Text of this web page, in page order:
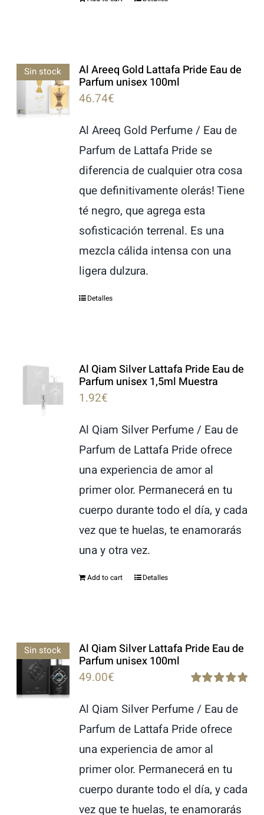
Sin stock Al Areeq Gold Lattafa Pride Eau de
Parfum unisex 100ml
46.74€
Al Areeq Gold Perfume / Eau de
Parfum de Lattafa Pride se
diferencia de cualquier otra cosa
que definitivamente olerás! Tiene
té negro, que agrega esta
sofisticación terrenal. Es una
mezcla cálida intensa con una
ligera dulzura.
Detalles
Al Qiam Silver Lattafa Pride Eau de
Parfum unisex 1,5ml Muestra
1.92€
Al Qiam Silver Perfume / Eau de
Parfum de Lattafa Pride ofrece
una experiencia de amor al
primer olor. Permanecerá en tu
cuerpo durante todo el día, y cada
vez que te huelas, te enamorarás
una y otra vez.
Add to cart Detalles
Sin stock Al Qiam Silver Lattafa Pride Eau de
Parfum unisex 100ml
out of 5
49.00€
Al Qiam Silver Perfume / Eau de
Parfum de Lattafa Pride ofrece
una experiencia de amor al
primer olor. Permanecerá en tu
cuerpo durante todo el día, y cada
vez que te huelas, te enamorarás